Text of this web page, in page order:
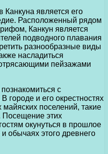
Канкуна является его
Расположенный рядом
Канкун является
подводного плавания
разнообразные виды
насладиться
пейзажами
с
городе и его окрестностях
поселений, такие
Посещение этих
окунуться в прошлое
обычаях этого древнего